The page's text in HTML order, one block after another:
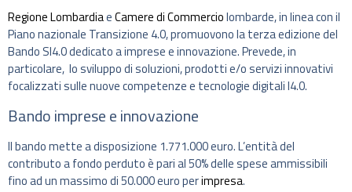
Regione LombardiaeCamere di Commerciolombarde, in linea con il
Piano nazionale Transizione 4.0, promuovono la terza edizione del
Bando SI4.0 dedicato a imprese e innovazione. Prevede, in
particolare, lo sviluppo di soluzioni, prodotti e/o servizi innovativi
focalizzati sulle nuove competenze e tecnologie digitali I4.0.
Bando imprese e innovazione
Il bando mette a disposizione 1.771.000 euro. L’entità del
contributo a fondo perduto è pari al 50% delle spese ammissibili
fino ad un massimo di 50.000 euro perimpresa.